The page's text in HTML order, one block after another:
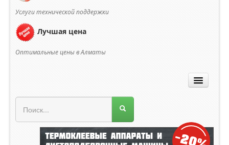
Услуги технической поддержки
Лучшая цена
Оптимальные цены в Алматы